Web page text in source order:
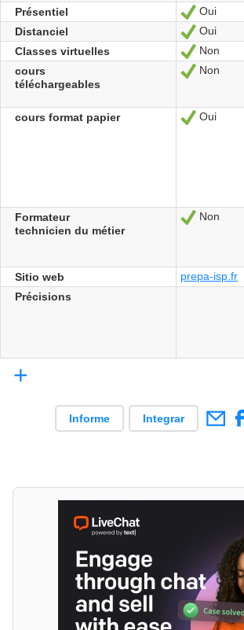
Présentiel
Sí
Oui
Distanciel
Sí
Oui
Classes virtuelles
Sí
Non
cours
téléchargeables
Sí
Non
cours format papier Sí
Oui
Formateur
technicien du métier
Sí
Non
Sitio web prepa-isp.fr
Précisions
+
Informe Integrar